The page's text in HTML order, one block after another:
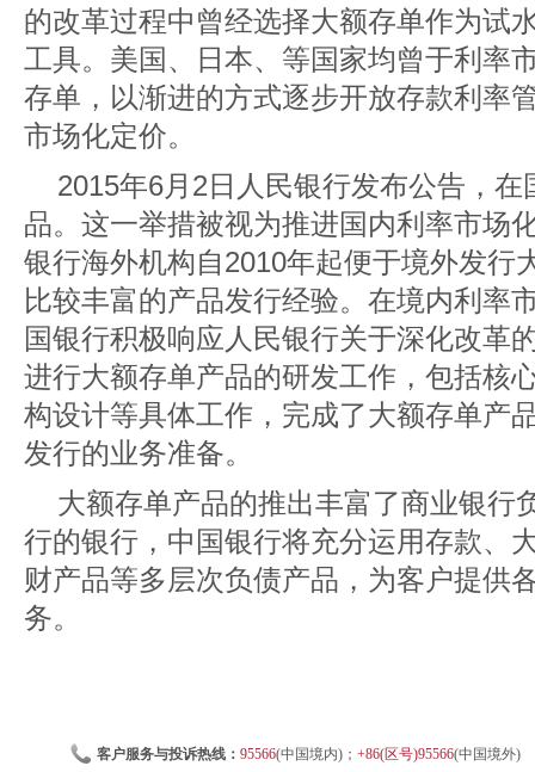
的改革过程中曾经选择大额存单作为试
工具。美国、日本、等国家均曾于利率
存单，以渐进的方式逐步开放存款利率
市场化定价。
2015年6月2日人民银行发布公告，
品。这一举措被视为推进国内利率市场
银行海外机构自2010年起便于境外发行
比较丰富的产品发行经验。在境内利率
国银行积极响应人民银行关于深化改革
进行大额存单产品的研发工作，包括核
构设计等具体工作，完成了大额存单产
发行的业务准备。
大额存单产品的推出丰富了商业银行
行的银行，中国银行将充分运用存款、
财产品等多层次负债产品，为客户提供
务。
客户服务与投诉热线： 95566(中国境内)； +86(区号)95566(中国境外)